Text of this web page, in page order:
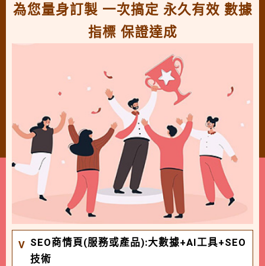
為您量身訂製 一次搞定 永久有效 數據
指標 保證達成
SEO商情頁(服務或產品):大數據+AI工具+SEO
技術